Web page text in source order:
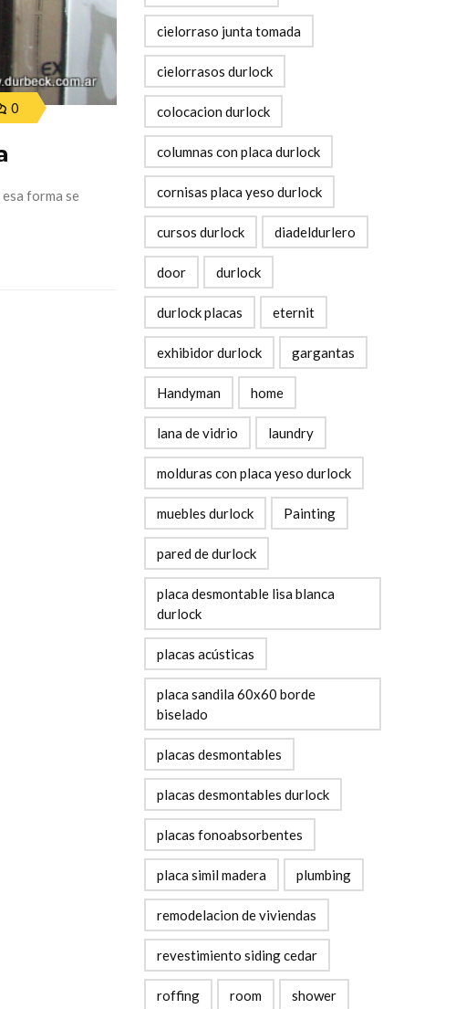
0
forma se
cielorraso junta tomada
cielorrasos durlock
colocacion durlock
columnas con placa durlock
cornisas placa yeso durlock
cursos durlock diadeldurlero
door durlock
durlock placas eternit
exhibidor durlock gargantas
Handyman home
lana de vidrio laundry
molduras con placa yeso durlock
muebles durlock Painting
pared de durlock
placa desmontable lisa blanca
durlock
placas acústicas
placa sandila 60x60 borde
biselado
placas desmontables
placas desmontables durlock
placas fonoabsorbentes
placa simil madera plumbing
remodelacion de viviendas
revestimiento siding cedar
roffing room shower